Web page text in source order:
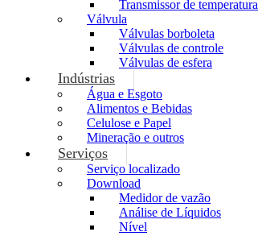
Transmissor de temperatura
Válvula
Válvulas borboleta
Válvulas de controle
Válvulas de esfera
Indústrias
Água e Esgoto
Alimentos e Bebidas
Celulose e Papel
Mineração e outros
Serviços
Serviço localizado
Download
Medidor de vazão
Análise de Líquidos
Nível